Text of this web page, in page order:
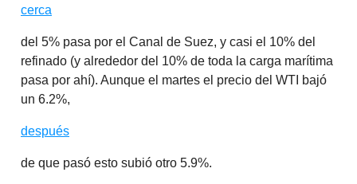
cerca
del 5% pasa por el Canal de Suez, y casi el 10% del
refinado (y alrededor del 10% de toda la carga marítima
pasa por ahí). Aunque el martes el precio del WTI bajó
un 6.2%,
después
de que pasó esto subió otro 5.9%.